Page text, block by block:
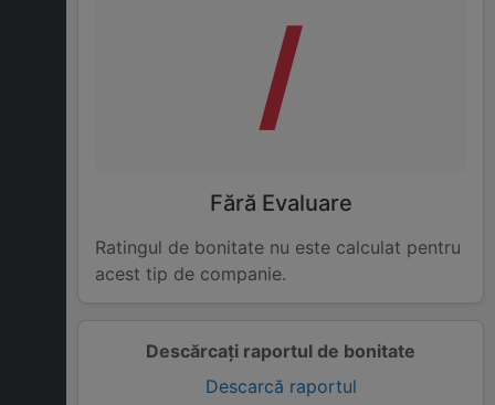
Descărcați raportul de bonitate
Descarcă raportul
/
Fără Evaluare
Ratingul de bonitate nu este calculat pentru
acest tip de companie.